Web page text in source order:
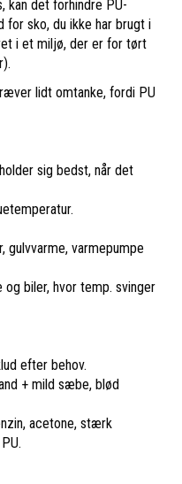
kan det forhindre PU-
for sko, du ikke har brugt i
i et miljø, der er for tørt
lidt omtanke, fordi PU
sig bedst, når det
gulvvarme, varmepumpe
og biler, hvor temp. svinger
efter behov.
+ mild sæbe, blød
acetone, stærk